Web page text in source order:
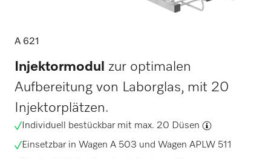
A 621
Injektormodul
zur optimalen
Aufbereitung von Laborglas, mit 20
Injektorplätzen.
Individuell
bestückbar mit max. 20 Düsen
Einsetzbar in Wagen A 503 und Wagen APLW 511